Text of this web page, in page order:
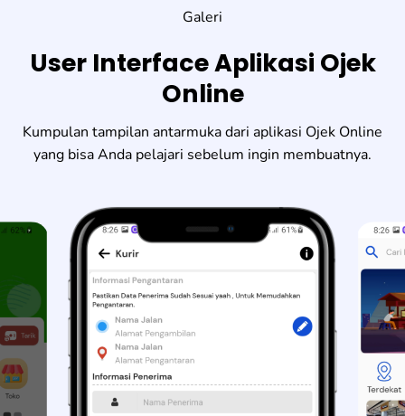
Galeri
User Interface Aplikasi Ojek
Online
Kumpulan tampilan antarmuka dari aplikasi Ojek Online
yang bisa Anda pelajari sebelum ingin membuatnya.